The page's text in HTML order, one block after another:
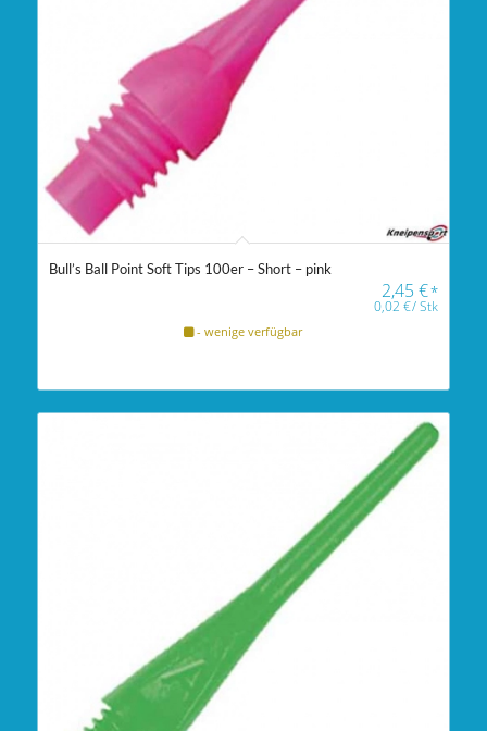
Bull’s Ball Point Soft Tips 100er – Short – pink
2,45€*
0,02€/Stk
- wenige verfügbar